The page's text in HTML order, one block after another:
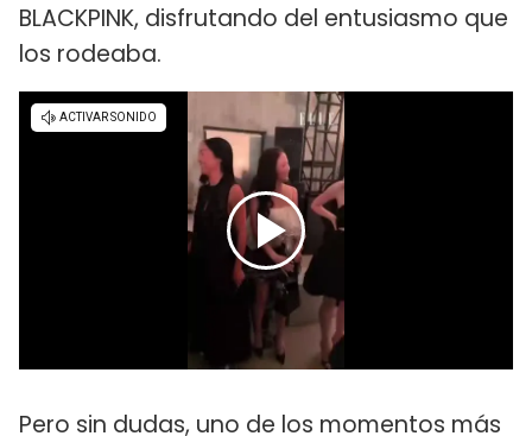
BLACKPINK, disfrutando del entusiasmo que
los rodeaba.
Pero sin dudas, uno de los momentos más